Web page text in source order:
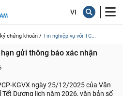
chứng khoán / Tin nghiệp vụ với TC...
gửi thông báo xác nhận
KGVX ngày 25/12/2025 của Văn
Dương lịch năm 2026, văn bản số